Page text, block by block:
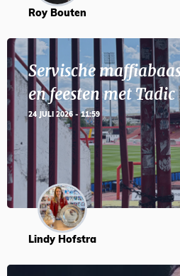
Roy Bouten
Servische
en feesten met Tadic
24 JULI 2026 - 11:59
Lindy Hofstra